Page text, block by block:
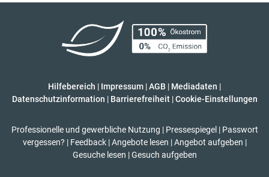
Hilfebereich | Impressum |AGB | Mediadaten |
Datenschutzinformation | Barrierefreiheit | Cookie-Einstellungen
Professionelle und gewerbliche Nutzung | Pressespiegel | Passwort
vergessen? | Feedback | Angebote lesen | Angebot aufgeben |
Gesuche lesen | Gesuch aufgeben